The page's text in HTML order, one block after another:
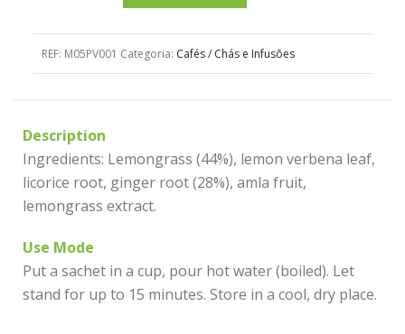
REF: M05PV001 Categoria: Cafés / Chás e Infusões
Description
Ingredients: Lemongrass (44%), lemon verbena leaf,
licorice root, ginger root (28%), amla fruit,
lemongrass extract.
Use Mode
Put a sachet in a cup, pour hot water (boiled). Let
stand for up to 15 minutes. Store in a cool, dry place.